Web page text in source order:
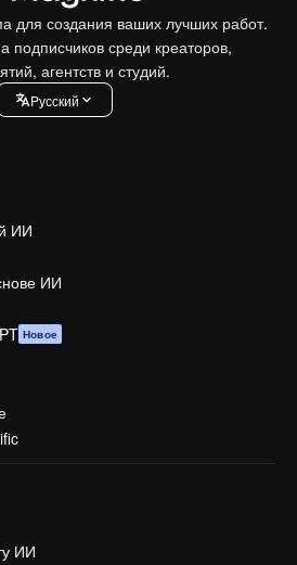
для создания ваших лучших работ.
подписчиков среди креаторов,
агентств и студий.
Pусский
ИИ
ИИ
Новое
ИИ